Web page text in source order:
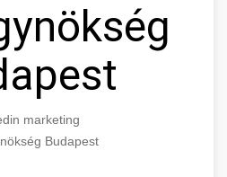
marketing
Budapest